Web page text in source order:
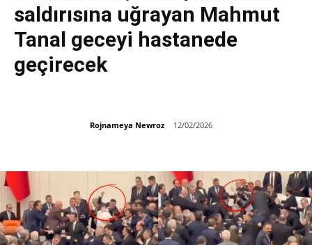
saldırısına uğrayan Mahmut
Tanal geceyi hastanede
geçirecek
Rojnameya Newroz 12/02/2026